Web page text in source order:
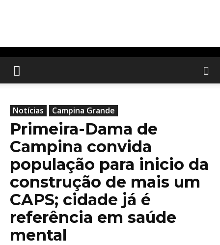
Notícias Campina Grande
Primeira-Dama de
Campina convida
população para inicio da
construção de mais um
CAPS; cidade já é
referência em saúde
mental